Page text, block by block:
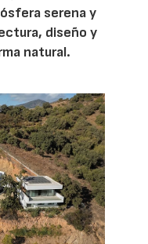
serena y
diseño y
natural.